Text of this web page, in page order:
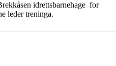
idrettsbarnehage for
leder treninga.